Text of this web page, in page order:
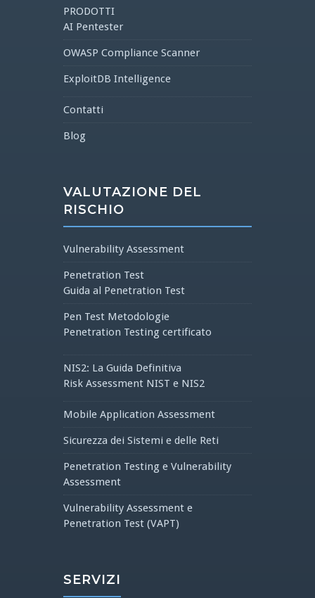
PRODOTTI
AI Pentester
OWASP Compliance Scanner
ExploitDB Intelligence
Contatti
Blog
VALUTAZIONE DEL
RISCHIO
Vulnerability Assessment
Penetration Test
Guida al Penetration Test
Pen Test Metodologie
Penetration Testing certificato
NIS2: La Guida Definitiva
Risk Assessment NIST e NIS2
Mobile Application Assessment
Sicurezza dei Sistemi e delle Reti
Penetration Testing e Vulnerability
Assessment
Vulnerability Assessment e
Penetration Test (VAPT)
SERVIZI